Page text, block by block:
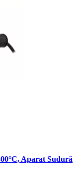
Aparat Sudură